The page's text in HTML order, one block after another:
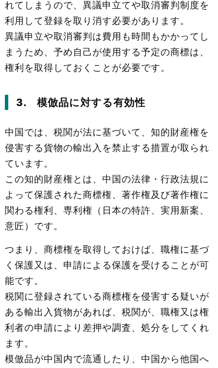
れてしまうので、異議申立てや取消審判制度を
利用して登録を取り消す必要があります。
異議申立や取消審判は費用も時間もかかってし
まうため、予め自己が使用する予定の商標は、
権利を取得しておくことが必要です。
3. 模倣品に対する有効性
中国では、税関が法に基づいて、知的財産権を
侵害する貨物の輸出入を禁止する措置が取られ
ています。
この知的財産権とは、中国の法律・行政法規に
よって保護された商標権、著作権及び著作権に
関わる権利、専利権（日本の特許、実用新案、
意匠）です。
つまり、商標権を取得しておけば、職権に基づ
く保護又は、申請による保護を受けることが可
能です。
税関に登録されている商標権を侵害する疑いが
ある輸出入貨物があれば、税関が、職権又は権
利者の申請により差押や調査、処分をしてくれ
ます。
模倣品が中国内で流通したり、中国から他国へ